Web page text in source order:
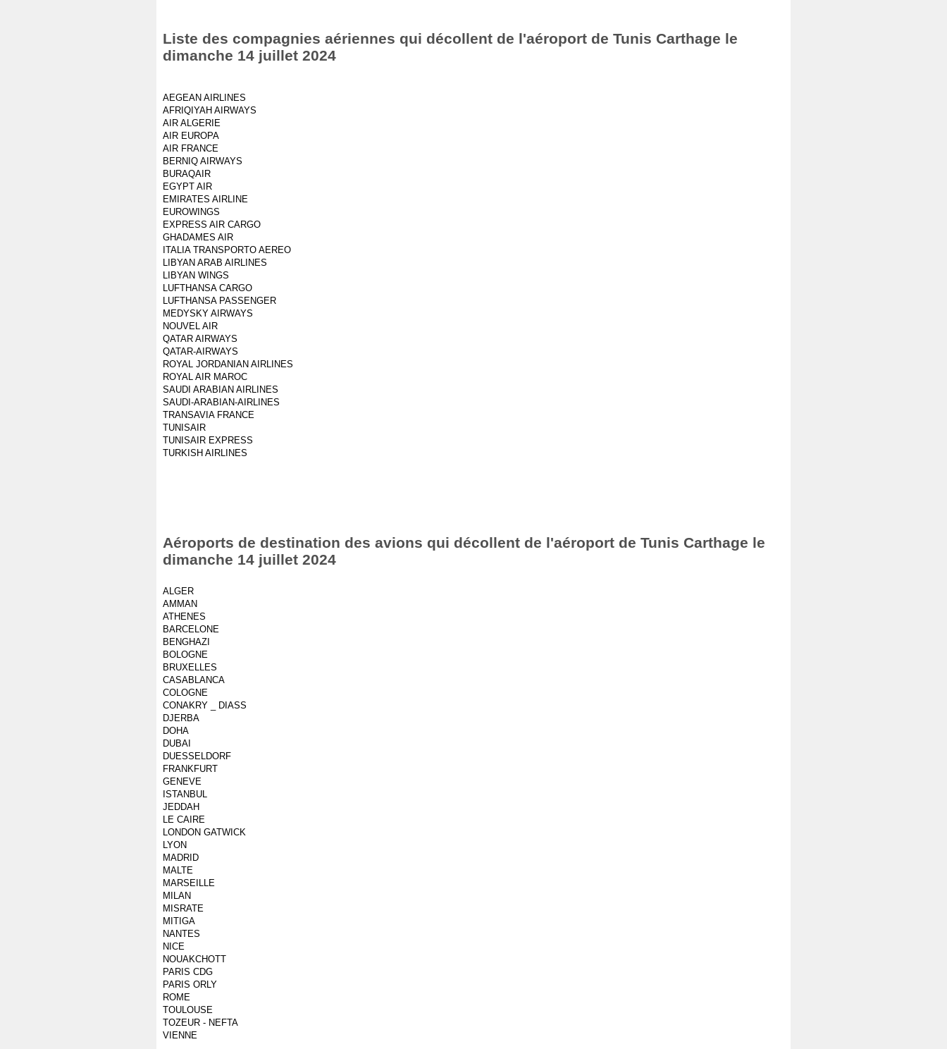
Liste des compagnies aériennes qui décollent de l'aéroport de Tunis Carthage le
dimanche 14 juillet 2024
AEGEAN AIRLINES
AFRIQIYAH AIRWAYS
AIR ALGERIE
AIR EUROPA
AIR FRANCE
BERNIQ AIRWAYS
BURAQAIR
EGYPT AIR
EMIRATES AIRLINE
EUROWINGS
EXPRESS AIR CARGO
GHADAMES AIR
ITALIA TRANSPORTO AEREO
LIBYAN ARAB AIRLINES
LIBYAN WINGS
LUFTHANSA CARGO
LUFTHANSA PASSENGER
MEDYSKY AIRWAYS
NOUVEL AIR
QATAR AIRWAYS
QATAR-AIRWAYS
ROYAL JORDANIAN AIRLINES
ROYAL AIR MAROC
SAUDI ARABIAN AIRLINES
SAUDI-ARABIAN-AIRLINES
TRANSAVIA FRANCE
TUNISAIR
TUNISAIR EXPRESS
TURKISH AIRLINES
Aéroports de destination des avions qui décollent de l'aéroport de Tunis Carthage le
dimanche 14 juillet 2024
ALGER
AMMAN
ATHENES
BARCELONE
BENGHAZI
BOLOGNE
BRUXELLES
CASABLANCA
COLOGNE
CONAKRY _ DIASS
DJERBA
DOHA
DUBAI
DUESSELDORF
FRANKFURT
GENEVE
ISTANBUL
JEDDAH
LE CAIRE
LONDON GATWICK
LYON
MADRID
MALTE
MARSEILLE
MILAN
MISRATE
MITIGA
NANTES
NICE
NOUAKCHOTT
PARIS CDG
PARIS ORLY
ROME
TOULOUSE
TOZEUR - NEFTA
VIENNE